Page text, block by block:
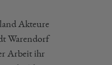
Akteure
Warendorf
Arbeit ihr